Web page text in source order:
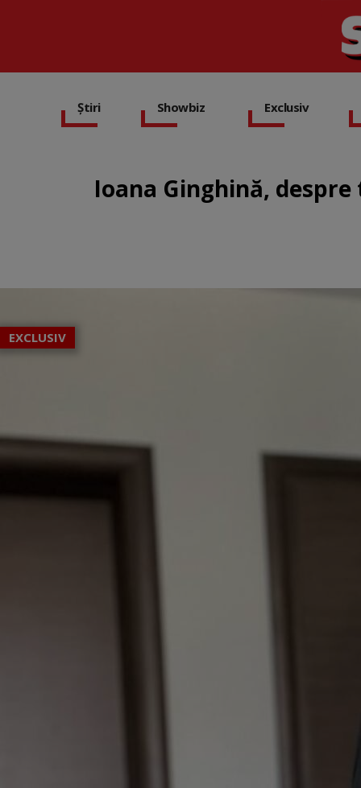
Știri Showbiz Exclusiv
Ioana Ginghină,
EXCLUSIV